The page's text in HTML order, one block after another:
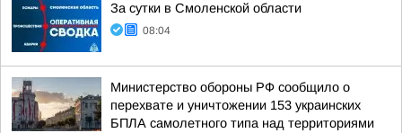
За сутки в Смоленской области
08:04
Министерство обороны РФ сообщило о
перехвате и уничтожении 153 украинских
БПЛА самолетного типа над территориями